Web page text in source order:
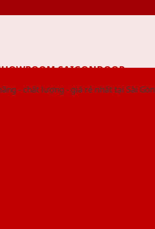
SAIGONDOOR
- chất lượng - giá rẻ nhất tại Sài Gòn